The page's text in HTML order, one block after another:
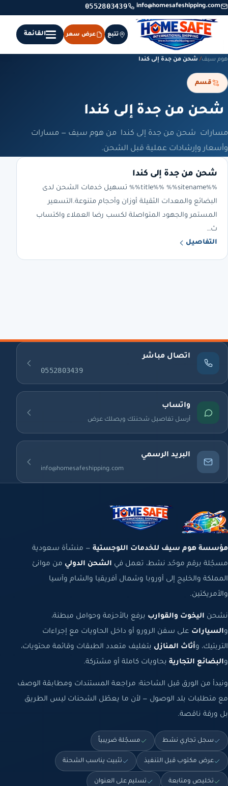
info@homesafeshipping.com
0552803439
تتبع عرض سعر القائمة
هوم سيف/ شحن من جدة إلى كندا
قسم
شحن من جدة إلى كندا
مسارات شحن من جدة إلى كندا من هوم سيف — مسارات
وأسعار وإرشادات عملية قبل الشحن.
شحن من جدة إلى كندا
%%title%% %%sitename%% تسهيل خدمات الشحن لدى
البضائع والمعدات الثقيلة أوزان وأحجام متنوعة.التسعير
المستمر والجهود المتواصلة لكسب رضا العملاء واكتساب
ث…
التفاصيل
اتصال مباشر
0552803439
واتساب
أرسل تفاصيل شحنتك ويصلك عرض
البريد الرسمي
info@homesafeshipping.com
مؤسسة هوم سيف للخدمات اللوجستية — منشأة سعودية
مسجّلة برقم موحّد نشط، تعمل في الشحن الدولي من موانئ
المملكة والخليج إلى أوروبا وشمال أفريقيا والشام وآسيا
والأمريكتين.
نشحن اليخوت والقوارب برفع بالأحزمة وحوامل مبطنة،
والسيارات على سفن الرورو أو داخل الحاويات مع إجراءات
التربتيك، وأثاث المنازل بتغليف متعدد الطبقات وقائمة محتويات،
والبضائع التجارية بحاويات كاملة أو مشتركة.
ونبدأ من الورق قبل الشاحنة: مراجعة المستندات ومطابقة الوصف
مع متطلبات بلد الوصول — لأن ما يعطّل الشحنات ليس الطريق
بل ورقة ناقصة.
سجل تجاري نشط مسجّلة ضريبياً
عرض مكتوب قبل التنفيذ تثبيت يناسب الشحنة
تخليص ومتابعة تسليم على العنوان